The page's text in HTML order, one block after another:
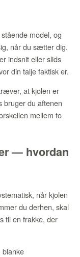
model, og
når du sætter dig.
indsnit eller slids
din talje faktisk er.
at kjolen er
bruger du aftenen
mellem to
— hvordan
når kjolen
du derhen, skal
til en frakke, der
blanke